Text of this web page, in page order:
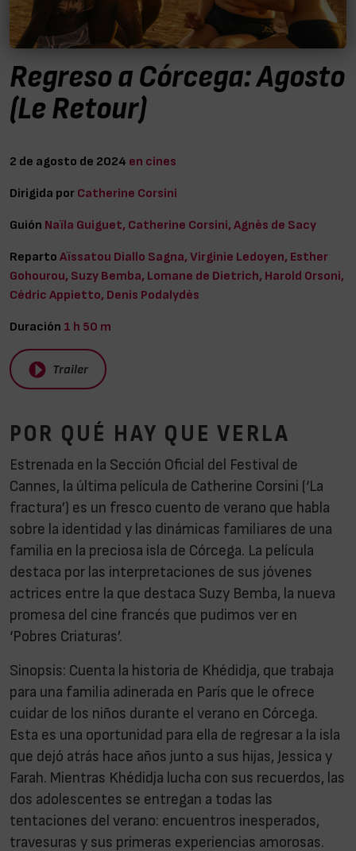
Regreso a Córcega: Agosto
(Le Retour)
2 de agosto de 2024 en cines
Dirigida por Catherine Corsini
Guión Naïla Guiguet, Catherine Corsini, Agnès de Sacy
Reparto Aïssatou Diallo Sagna, Virginie Ledoyen, Esther
Gohourou, Suzy Bemba, Lomane de Dietrich, Harold Orsoni,
Cédric Appietto, Denis Podalydès
Duración 1 h 50 m
Trailer
POR QUÉ HAY QUE VERLA
Estrenada en la Sección Oficial del Festival de
Cannes, la última película de Catherine Corsini (‘La
fractura’) es un fresco cuento de verano que habla
sobre la identidad y las dinámicas familiares de una
familia en la preciosa isla de Córcega. La película
destaca por las interpretaciones de sus jóvenes
actrices entre la que destaca Suzy Bemba, la nueva
promesa del cine francés que pudimos ver en
‘Pobres Criaturas’.
Sinopsis: Cuenta la historia de Khédidja, que trabaja
para una familia adinerada en París que le ofrece
cuidar de los niños durante el verano en Córcega.
Esta es una oportunidad para ella de regresar a la isla
que dejó atrás hace años junto a sus hijas, Jessica y
Farah. Mientras Khédidja lucha con sus recuerdos, las
dos adolescentes se entregan a todas las
tentaciones del verano: encuentros inesperados,
travesuras y sus primeras experiencias amorosas.